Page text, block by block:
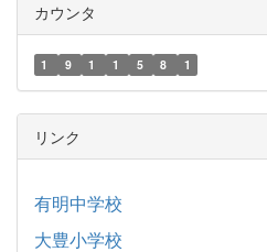
カウンタ
1 9 1 1 5 8 1
リンク
有明中学校
大豊小学校